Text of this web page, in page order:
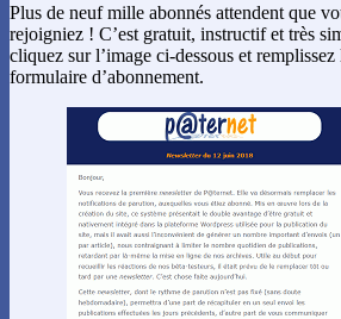
Plus de neuf mille abonnés attendent que
rejoigniez ! C’est gratuit, instructif et très
cliquez sur l’image ci-dessous et remplissez
formulaire d’abonnement.